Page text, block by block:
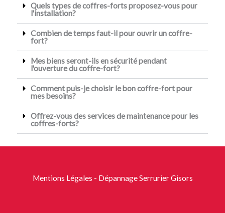
Quels types de coffres-forts proposez-vous pour
l'installation?
Combien de temps faut-il pour ouvrir un coffre-
fort?
Mes biens seront-ils en sécurité pendant
l'ouverture du coffre-fort?
Comment puis-je choisir le bon coffre-fort pour
mes besoins?
Offrez-vous des services de maintenance pour les
coffres-forts?
Mentions Légales - Dépannage Serrurier Gisors